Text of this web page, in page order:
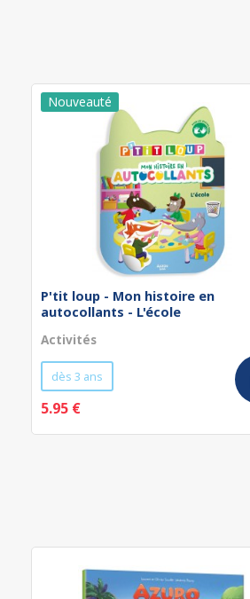
P'tit loup - Mon histoire en
autocollants - L'école
Activités
dès 3 ans
5.95 €